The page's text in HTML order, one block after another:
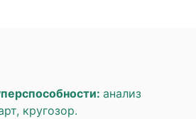
анализ
кругозор.